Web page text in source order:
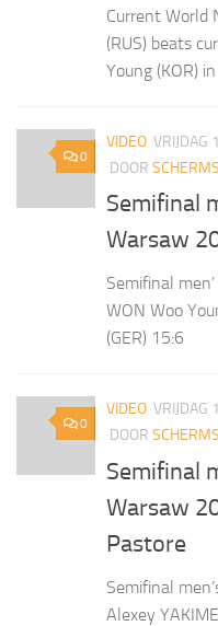
Current World
(RUS) beats
Young (KOR)
0
VIDEO VRIJDAG
DOOR
Semifinal
Warsaw
Semifinal
WON Woo
(GER) 15:6
0
VIDEO VRIJDAG
DOOR
Semifinal
Warsaw
Pastore
Semifinal
Alexey